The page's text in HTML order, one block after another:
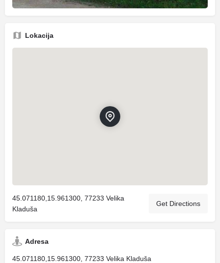
Lokacija
45.071180,15.961300, 77233 Velika
Kladuša
Get Directions
Adresa
45.071180,15.961300, 77233 Velika Kladuša